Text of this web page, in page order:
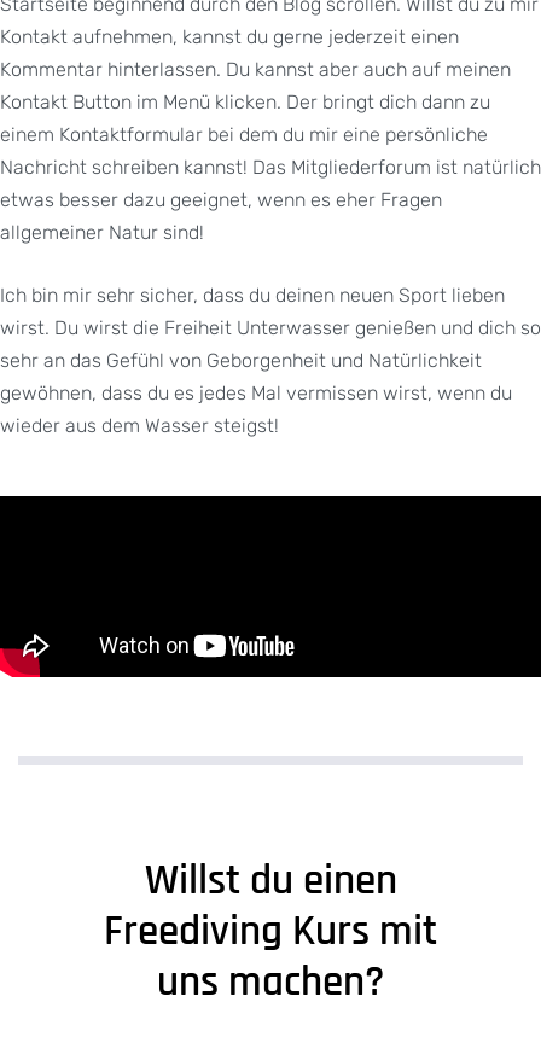
Kontakt aufnehmen, kannst du gerne jederzeit einen
Kommentar hinterlassen. Du kannst aber auch auf meinen
Kontakt Button im Menü klicken. Der bringt dich dann zu
einem Kontaktformular bei dem du mir eine persönliche
Nachricht schreiben kannst! Das Mitgliederforum ist natürlich
etwas besser dazu geeignet, wenn es eher Fragen
allgemeiner Natur sind!
Ich bin mir sehr sicher, dass du deinen neuen Sport lieben
wirst. Du wirst die Freiheit Unterwasser genießen und dich so
sehr an das Gefühl von Geborgenheit und Natürlichkeit
gewöhnen, dass du es jedes Mal vermissen wirst, wenn du
wieder aus dem Wasser steigst!
Willst du einen
Freediving Kurs mit
uns machen?